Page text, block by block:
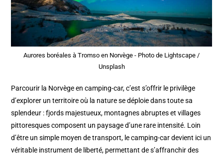
Aurores boréales à Tromso en Norvège - Photo de Lightscape /
Unsplash
Parcourir la Norvège en camping-car, c’est s’offrir le privilège
d’explorer un territoire où la nature se déploie dans toute sa
splendeur : fjords majestueux, montagnes abruptes et villages
pittoresques composent un paysage d’une rare intensité. Loin
d’être un simple moyen de transport, le camping-car devient ici un
véritable instrument de liberté, permettant de s’affranchir des